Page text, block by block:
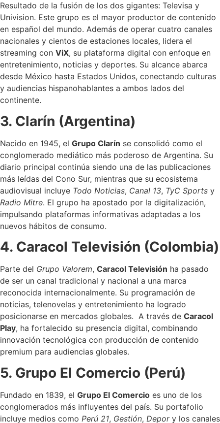
Resultado de la fusión de los dos gigantes: Televisa y
Univision. Este grupo es el mayor productor de contenido
en español del mundo. Además de operar cuatro canales
nacionales y cientos de estaciones locales, lidera el
streaming con ViX, su plataforma digital con enfoque en
entretenimiento, noticias y deportes. Su alcance abarca
desde México hasta Estados Unidos, conectando culturas
y audiencias hispanohablantes a ambos lados del
continente.
3. Clarín (Argentina)
Nacido en 1945, el Grupo Clarín se consolidó como el
conglomerado mediático más poderoso de Argentina. Su
diario principal continúa siendo una de las publicaciones
más leídas del Cono Sur, mientras que su ecosistema
audiovisual incluye Todo Noticias, Canal 13, TyC Sports y
Radio Mitre. El grupo ha apostado por la digitalización,
impulsando plataformas informativas adaptadas a los
nuevos hábitos de consumo.
4. Caracol Televisión (Colombia)
Parte del Grupo Valorem, Caracol Televisión ha pasado
de ser un canal tradicional y nacional a una marca
reconocida internacionalmente. Su programación de
noticias, telenovelas y entretenimiento ha logrado
posicionarse en mercados globales. A través de Caracol
Play, ha fortalecido su presencia digital, combinando
innovación tecnológica con producción de contenido
premium para audiencias globales.
5. Grupo El Comercio (Perú)
Fundado en 1839, el Grupo El Comercio es uno de los
conglomerados más influyentes del país. Su portafolio
incluye medios como Perú 21, Gestión, Depory los canales